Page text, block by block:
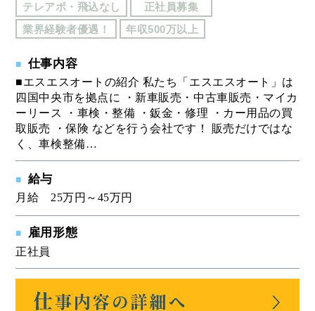
テレアポ・飛込なし
正社員募集
業界経験者優遇！
年収500万以上
仕事内容
■エスエスオートの紹介 私たち「エスエスオート」は
四国中央市を拠点に ・新車販売・中古車販売・マイカ
ーリース ・車検・整備 ・鈑金・修理 ・カー用品の買
取販売 ・保険 などを行う会社です！ 販売だけではな
く、車検整備…
給与
月給 25万円～45万円
雇用形態
正社員